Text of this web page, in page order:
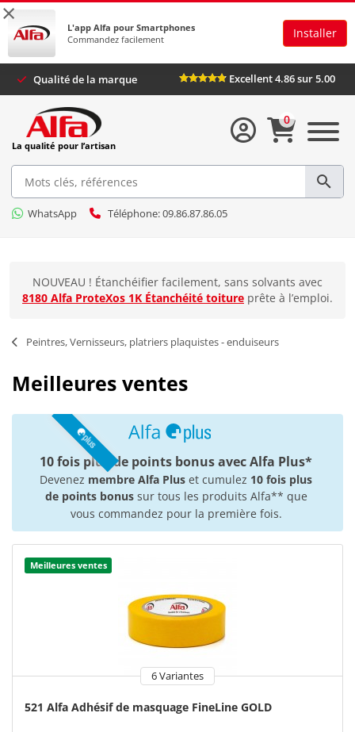
×
L'app Alfa pour Smartphones
Commandez facilement
Installer
Qualité de la marque Excellent 4.86 sur 5.00
La qualité pour l’artisan
WhatsApp Téléphone: 09.86.87.86.05
0
NOUVEAU ! Étanchéifier facilement, sans solvants avec
8180 Alfa ProteXos 1K Étanchéité toiture prête à l’emploi.
Peintres, Vernisseurs, platriers plaquistes - enduiseurs
Meilleures ventes
10 fois plus de points bonus avec Alfa Plus*
Devenez membre Alfa Plus et cumulez 10 fois plus
de points bonussur tous les produits Alfa** que
vous commandez pour la première fois.
Meilleures ventes
6 Variantes
521 Alfa Adhésif de masquage FineLine GOLD